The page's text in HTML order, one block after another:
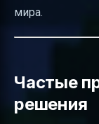
мира.
Частые
решения